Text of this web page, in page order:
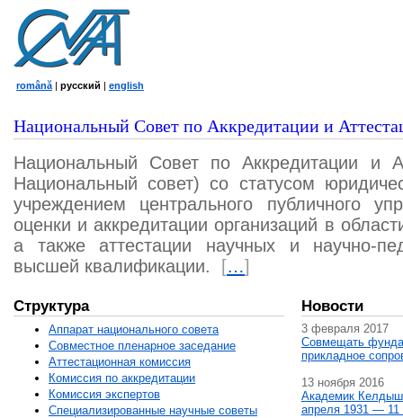
română | русский | english
Национальный Совет по Аккредитации и
Национальный Совет по Аккредитации и
Национальный совет) со статусом
учреждением центрального публичного
оценки и аккредитации организаций в
а также аттестации научных и научно-
высшей квалификации.
[…]
Структура
Аппарат национального совета
Совместное пленарное заседание
Аттестационная комисcия
Комиссия по аккредитации
Комиссия экспертов
Специализированные научные советы
Новости
3 февраля 2017
Совмещать
прикладное
13 ноября 2016
Академик
апреля 1931 — 11